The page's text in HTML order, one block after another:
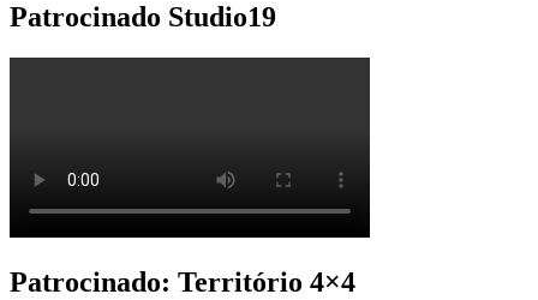
Patrocinado Studio19
Patrocinado: Território 4×4